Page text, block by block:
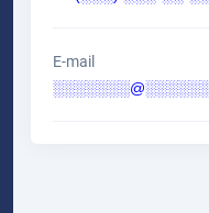
E-mail